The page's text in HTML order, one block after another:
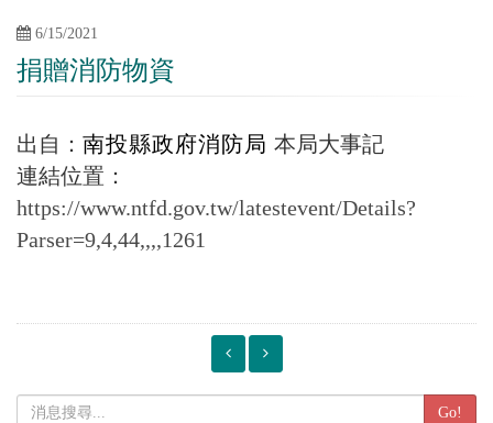
6/15/2021
捐贈消防物資
出自： 南投縣政府消防局 本局大事記
連結位置：
https://www.ntfd.gov.tw/latestevent/Details?
Parser=9,4,44,,,,1261
Go!